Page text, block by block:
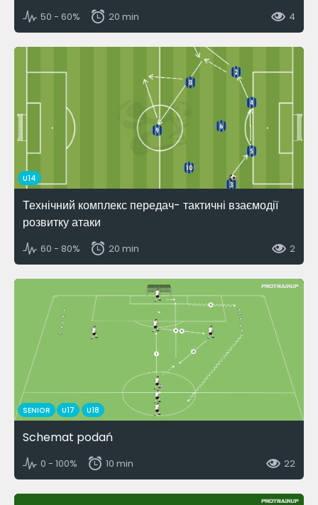
50 - 60% 20 min 4
U14
Технічний комплекс передач- тактичні взаємодії
розвитку атаки
60 - 80% 20 min 2
SENIOR U17 U18
Schemat podań
0 - 100% 10 min 22